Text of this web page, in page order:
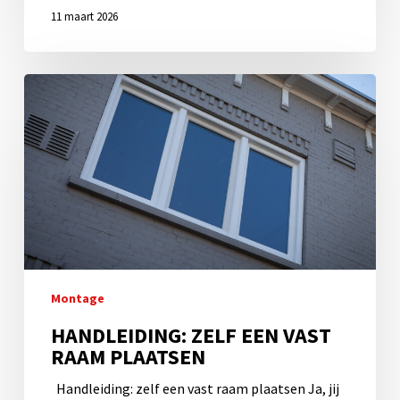
11 maart 2026
Handleiding:
zelf
een
vast
raam
plaatsen
Montage
HANDLEIDING: ZELF EEN VAST
RAAM PLAATSEN
Handleiding: zelf een vast raam plaatsen Ja, jij